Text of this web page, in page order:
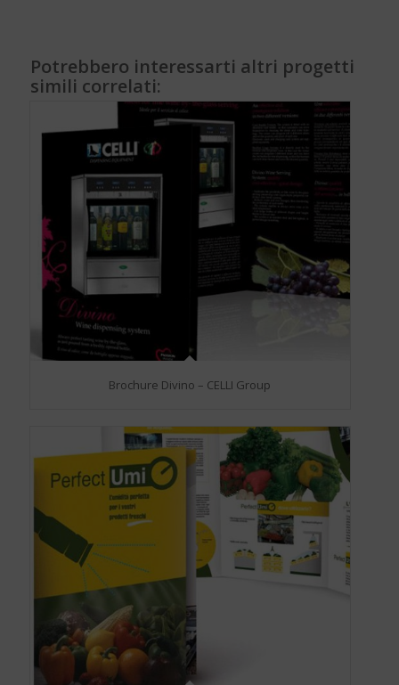
Potrebbero interessarti altri progetti
simili correlati:
Brochure Divino – CELLI Group